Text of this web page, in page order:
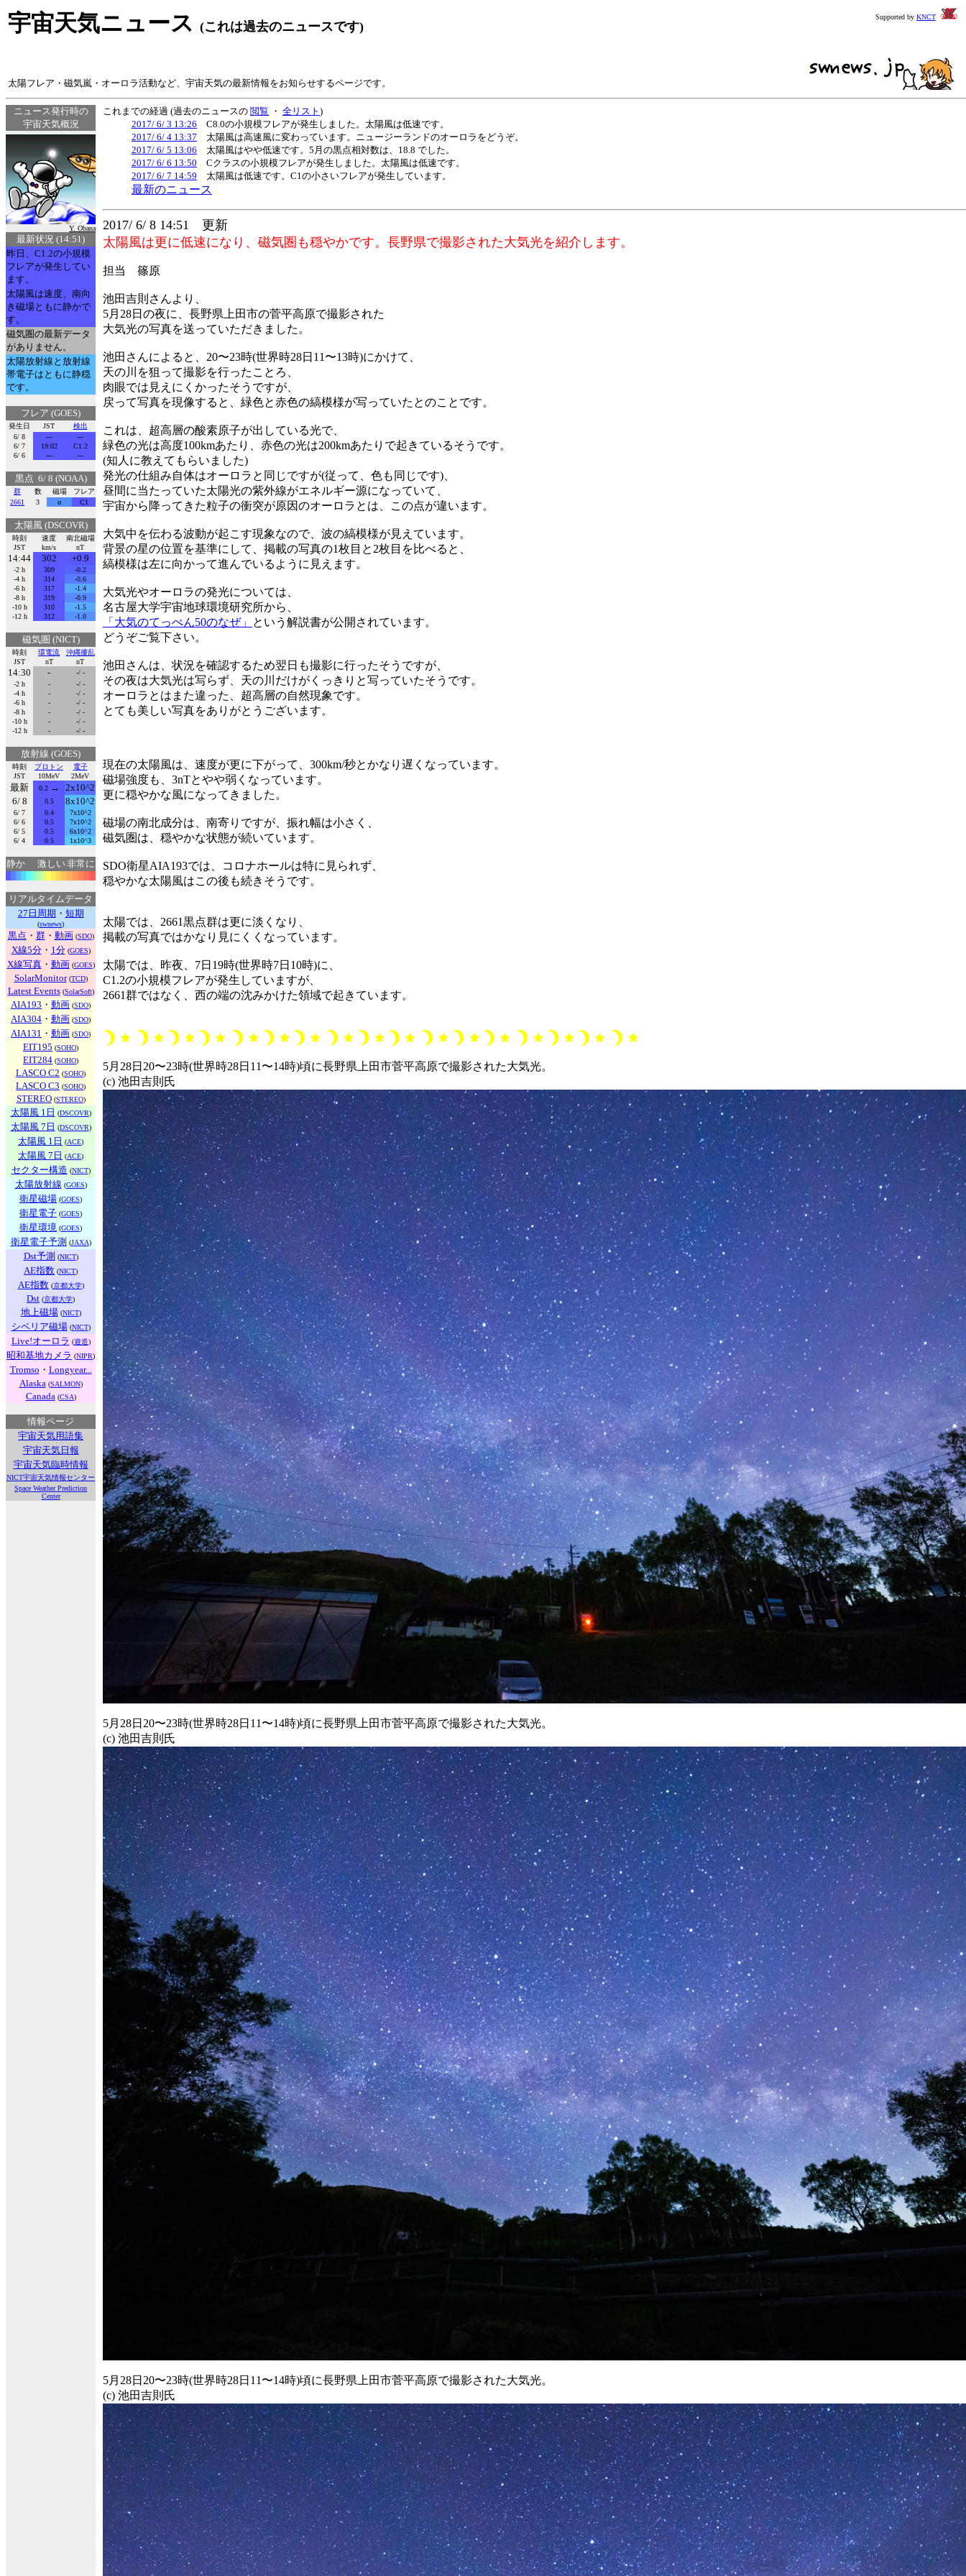
宇宙天気ニュース (これは過去のニュースです)
Supported by KNCT
太陽フレア・磁気嵐・オーロラ活動など、宇宙天気の最新情報をお知らせするページです。
ニュース発行時の
宇宙天気概況
Y. Obana
最新状況 (14:51)
昨日、C1.2の小規模
フレアが発生してい
ます。
太陽風は速度、南向
き磁場ともに静かで
す。
磁気圏の最新データ
がありません。
太陽放射線と放射線
帯電子はともに静穏
です。
フレア (GOES)
発生日 JST
検出
6/ 8
---
---
6/ 7
19:02
C1.2
6/ 6
--- ---
黒点 6/ 8 (NOAA)
群 数 磁場
フレア
2661
3 α C1
太陽風 (DSCOVR)
時刻
JST
速度
km/s
南北磁場
nT
14:44 302 +0.9
-2 h 309
-0.2
-4 h
314
-0.6
-6 h
317
-1.4
-8 h
319
-0.9
-10 h
310
-1.5
-12 h
312 -1.0
磁気圏 (NICT)
時刻
JST
環電流
nT
沖縄擾乱
nT
14:30 -
-/ -
-2 h
-
-/ -
-4 h
-
-/ -
-6 h
-
-/ -
-8 h
-
-/ -
-10 h
-
-/ -
-12 h
- -/ -
放射線 (GOES)
時刻
JST
プロトン
10MeV
電子
2MeV
最新 0.2→
2x10^2
6/ 8
0.5 8x10^2
6/ 7 0.4
7x10^2
6/ 6
0.5
7x10^2
6/ 5
0.5
6x10^2
6/ 4
0.5 1x10^3
静か 激しい非常に
リアルタイムデータ
27日周期 ・ 短期
(swnews)
黒点 ・ 群・ 動画 (SDO)
X線5分・ 1分(GOES)
X線写真・ 動画 (GOES)
SolarMonitor(TCD)
Latest Events(SolarSoft)
AIA193 ・ 動画 (SDO)
AIA304 ・ 動画 (SDO)
AIA131 ・ 動画 (SDO)
EIT195 (SOHO)
EIT284 (SOHO)
LASCO C2 (SOHO)
LASCO C3 (SOHO)
STEREO(STEREO)
太陽風 1日 (DSCOVR)
太陽風 7日 (DSCOVR)
太陽風 1日 (ACE)
太陽風 7日 (ACE)
セクター構造 (NICT)
太陽放射線 (GOES)
衛星磁場 (GOES)
衛星電子 (GOES)
衛星環境 (GOES)
衛星電子予測 (JAXA)
Dst予測 (NICT)
AE指数 (NICT)
AE指数(京都大学)
Dst (京都大学)
地上磁場(NICT)
シベリア磁場(NICT)
Live!オーロラ (遊造)
昭和基地カメラ (NIPR)
Tromso ・ Longyear...
Alaska (SALMON)
Canada (CSA)
情報ページ
宇宙天気用語集
宇宙天気日報
宇宙天気臨時情報
NICT宇宙天気情報センター
Space Weather Prediction
Center
これまでの経過 (過去のニュースの 閲覧 ・ 全リスト )
2017/ 6/ 3 13:26 C8.0の小規模フレアが発生しました。太陽風は低速です。
2017/ 6/ 4 13:37 太陽風は高速風に変わっています。ニュージーランドのオーロラをどうぞ。
2017/ 6/ 5 13:06 太陽風はやや低速です。5月の黒点相対数は、18.8 でした。
2017/ 6/ 6 13:50 Cクラスの小規模フレアが発生しました。太陽風は低速です。
2017/ 6/ 7 14:59 太陽風は低速です。C1の小さいフレアが発生しています。
最新のニュース
2017/ 6/ 8 14:51 更新
太陽風は更に低速になり、磁気圏も穏やかです。長野県で撮影された大気光を紹介します。
担当 篠原
池田吉則さんより、
5月28日の夜に、長野県上田市の菅平高原で撮影された
大気光の写真を送っていただきました。
池田さんによると、20〜23時(世界時28日11〜13時)にかけて、
天の川を狙って撮影を行ったことろ、
肉眼では見えにくかったそうですが、
戻って写真を現像すると、緑色と赤色の縞模様が写っていたとのことです。
これは、超高層の酸素原子が出している光で、
緑色の光は高度100kmあたり、赤色の光は200kmあたりで起きているそうです。
(知人に教えてもらいました)
発光の仕組み自体はオーロラと同じですが(従って、色も同じです)、
昼間に当たっていた太陽光の紫外線がエネルギー源になっていて、
宇宙から降ってきた粒子の衝突が原因のオーロラとは、この点が違います。
大気中を伝わる波動が起こす現象なので、波の縞模様が見えています。
背景の星の位置を基準にして、掲載の写真の1枚目と2枚目を比べると、
縞模様は左に向かって進んでいるように見えます。
大気光やオーロラの発光については、
名古屋大学宇宙地球環境研究所から、
「大気のてっぺん50のなぜ」
という解説書が公開されています。
どうぞご覧下さい。
池田さんは、状況を確認するため翌日も撮影に行ったそうですが、
その夜は大気光は写らず、天の川だけがくっきりと写っていたそうです。
オーロラとはまた違った、超高層の自然現象です。
とても美しい写真をありがとうございます。
現在の太陽風は、速度が更に下がって、300km/秒とかなり遅くなっています。
磁場強度も、3nTとやや弱くなっています。
更に穏やかな風になってきました。
磁場の南北成分は、南寄りですが、振れ幅は小さく、
磁気圏は、穏やかな状態が続いています。
SDO衛星AIA193では、コロナホールは特に見られず、
穏やかな太陽風はこの後も続きそうです。
太陽では、2661黒点群は更に淡くなり、
掲載の写真ではかなり見にくくなっています。
太陽では、昨夜、7日19時(世界時7日10時)に、
C1.2の小規模フレアが発生していますが、
2661群ではなく、西の端の沈みかけた領域で起きています。
5月28日20〜23時(世界時28日11〜14時)頃に長野県上田市菅平高原で撮影された大気光。
(c) 池田吉則氏
5月28日20〜23時(世界時28日11〜14時)頃に長野県上田市菅平高原で撮影された大気光。
(c) 池田吉則氏
5月28日20〜23時(世界時28日11〜14時)頃に長野県上田市菅平高原で撮影された大気光。
(c) 池田吉則氏